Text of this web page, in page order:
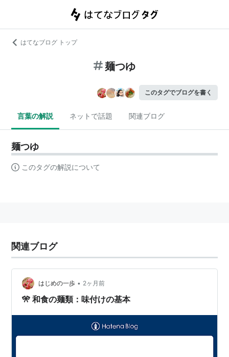
はてなブログ トップ
麺つゆ
このタグでブログを書く
言葉の解説 ネットで話題 関連ブログ
麺つゆ
このタグの解説について
関連ブログ
はじめの一歩 • 2ヶ月前
🎌 和食の麺類：味付けの基本